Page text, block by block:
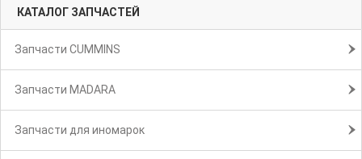
КАТАЛОГ ЗАПЧАСТЕЙ
Запчасти CUMMINS
Запчасти MADARA
Запчасти для иномарок